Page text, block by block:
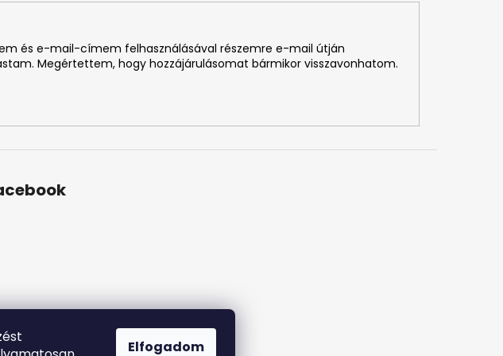
Elfogadom
és e-mail-címem felhasználásával részemre e-mail útján
Megértettem, hogy hozzájárulásomat bármikor visszavonhatom.